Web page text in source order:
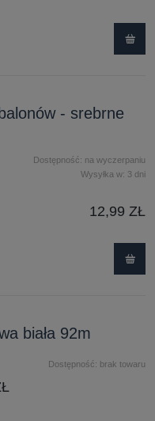
- srebrne
Dostępność: na wyczerpaniu
Wysyłka w: 3 dni
12,99 ZŁ
biała 92m
Dostępność: brak towaru